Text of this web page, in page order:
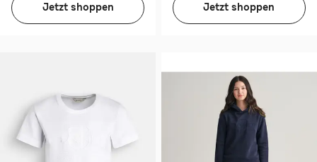
Jetzt shoppen Jetzt shoppen